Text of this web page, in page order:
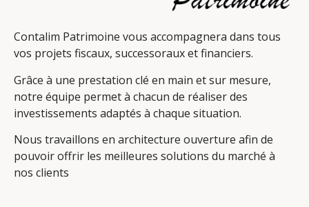
Contalim Patrimoine vous accompagnera dans tous
vos projets fiscaux, successoraux et financiers.
Grâce à une prestation clé en main et sur mesure,
notre équipe permet à chacun de réaliser des
investissements adaptés à chaque situation.
Nous travaillons en architecture ouverture afin de
pouvoir offrir les meilleures solutions du marché à
nos clients